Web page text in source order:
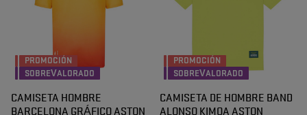
PROMOCIÓN
SOBREVALORADO
CAMISETA HOMBRE
BARCELONA GRÁFICO ASTON
PROMOCIÓN
SOBREVALORADO
CAMISETA DE HOMBRE BAND
ALONSO KIMOA ASTON